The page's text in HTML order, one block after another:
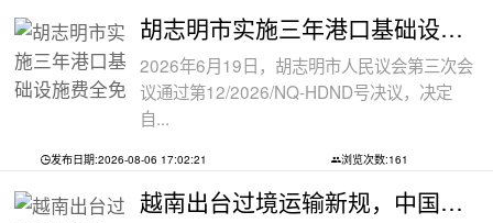
胡志明市实施三年港口基础设施费全免政
2026年6月19日，胡志明市人民议会第三次会
议通过第12/2026/NQ-HDND号决议，决定
自...
发布日期:2026-08-06 17:02:21 浏览次数:161
越南出台过境运输新规，中国货物中转通